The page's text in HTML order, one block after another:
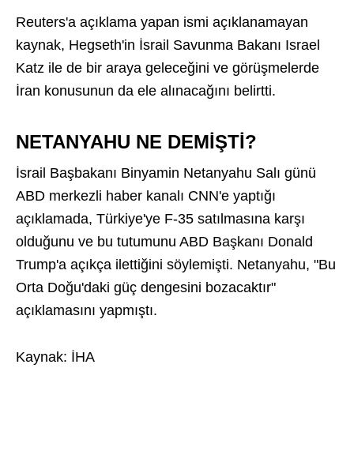
Reuters'a açıklama yapan ismi açıklanamayan
kaynak, Hegseth'in İsrail Savunma Bakanı Israel
Katz ile de bir araya geleceğini ve görüşmelerde
İran konusunun da ele alınacağını belirtti.
NETANYAHU NE DEMİŞTİ?
İsrail Başbakanı Binyamin Netanyahu Salı günü
ABD merkezli haber kanalı CNN'e yaptığı
açıklamada, Türkiye'ye F-35 satılmasına karşı
olduğunu ve bu tutumunu ABD Başkanı Donald
Trump'a açıkça ilettiğini söylemişti. Netanyahu, "Bu
Orta Doğu'daki güç dengesini bozacaktır"
açıklamasını yapmıştı.
Kaynak: İHA